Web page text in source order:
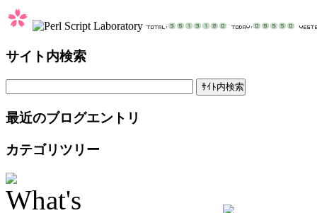
サイト内検索
最近のブログエントリ
カテゴリツリー